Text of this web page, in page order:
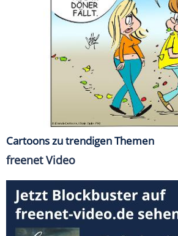
Cartoons zu trendigen Themen
freenet Video